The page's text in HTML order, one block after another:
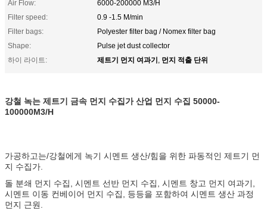
Air Flow:
6000-200000 M3/H
Filter speed:
0.9 -1.5 M/min
Filter bags:
Polyester filter bag / Nomex filter bag
Shape:
Pulse jet dust collector
하이 라이트:
제트기 먼지 여과기, 먼지 적출 단위
강철 녹는 제트기 금속 먼지 수집가 산업 먼지 수집 50000-
100000M3/H
가공하고는/강철에게 녹기 시멘트 생산/힘을 위한 파동적인 제트기 먼
지 수집가.
돌 분쇄 먼지 수집, 시멘트 선반 먼지 수집, 시멘트 창고 먼지 여과기,
시멘트 이동 컨베이어 먼지 수집, 등등을 포함하여 시멘트 생산 과정
먼지 근원.